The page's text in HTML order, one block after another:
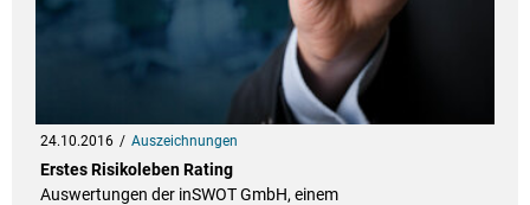
24.10.2016 Auszeichnungen
Erstes Risikoleben Rating
Auswertungen der inSWOT GmbH, einem